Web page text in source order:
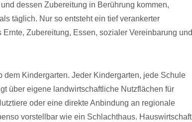
dessen Zubereitung in Berührung kommen,
täglich. Nur so entsteht ein tief verankerter
Zubereitung, Essen, sozialer Vereinbarung und
dem Kindergarten. Jeder Kindergarten, jede Schule
über eigene landwirtschaftliche Nutzflächen für
oder eine direkte Anbindung an regionale
vorstellbar wie ein Schlachthaus. Hauswirtschaft